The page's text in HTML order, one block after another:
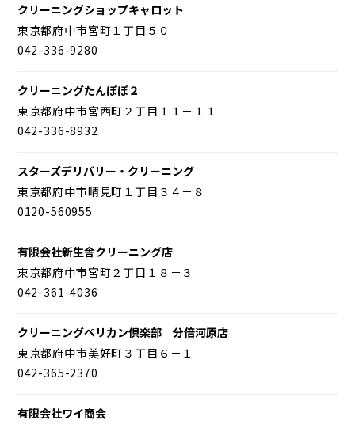
クリーニングショップキャロット
東京都府中市宮町１丁目５０
042-336-9280
クリーニングたんぽぽ２
東京都府中市宮西町２丁目１１－１１
042-336-8932
スターズデリバリー・クリーニング
東京都府中市晴見町１丁目３４－８
0120-560955
有限会社新生舎クリーニング店
東京都府中市宮町２丁目１８－３
042-361-4036
クリーニングペリカン倶楽部 分倍河原店
東京都府中市美好町３丁目６－１
042-365-2370
有限会社ワイ商会